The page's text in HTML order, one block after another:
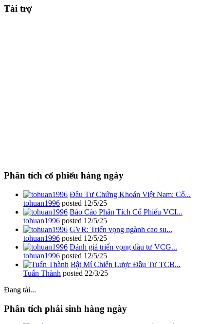
Tài trợ
Phân tích cổ phiếu hàng ngày
Đầu Tư Chứng Khoán Việt Nam: Cổ...
tohuan1996 posted 12/5/25
Báo Cáo Phân Tích Cổ Phiếu VCI...
tohuan1996 posted 12/5/25
GVR: Triển vọng ngành cao su...
tohuan1996 posted 12/5/25
Đánh giá triển vọng đầu tư VCG...
tohuan1996 posted 12/5/25
Bật Mí Chiến Lược Đầu Tư TCB...
Tuấn Thành posted 22/3/25
Đang tải...
Phân tích phái sinh hàng ngày